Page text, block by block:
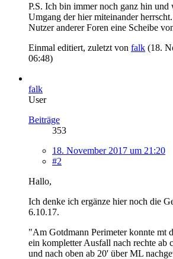
P.S. Ich bin immer noch ganz hin und
Umgang der hier miteinander
Nutzer anderer Foren eine Scheibe
Einmal editiert, zuletzt von falk (18.
06:48)
falk
User
Beiträge
353
18. November 2017 um 21:20
#2
Hallo,
Ich denke ich ergänze hier noch die
6.10.17.
"Am Gotdmann Perimeter konnte mt
ein kompletter Ausfall nach rechte ab
und nach oben ab 20' über ML